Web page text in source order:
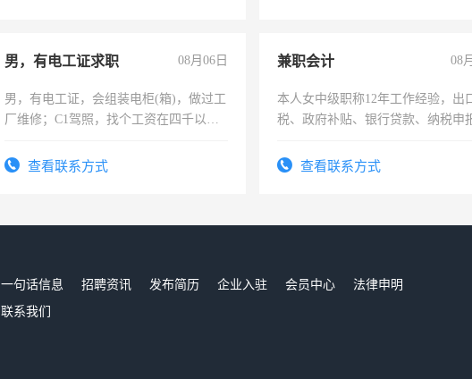
男，有电工证求职 08月06日
男，有电工证，会组装电柜(箱)，做过工
厂维修；C1驾照，找个工资在四千以
电话查看联系方式
兼职会计 08
本人女中级职称12年工作经验，出
税、政府补贴、银行贷款、纳税申
务，财务咨询等业务。欲求兼职会
查看联系方式
一句话信息 招聘资讯 发布简历 企业入驻 会员中心
法律申明
联系我们